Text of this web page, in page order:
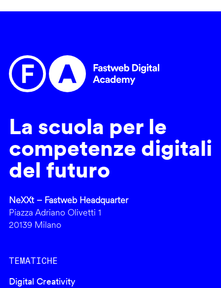
La scuola per le
competenze digitali
del futuro
NeXXt – Fastweb Headquarter
Piazza Adriano Olivetti 1
20139 Milano
TEMATICHE
Digital Creativity